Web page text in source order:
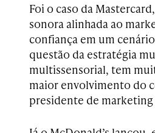
Foi o caso da
sonora alinhada ao
confiança em um
questão da estratégia
multissensorial, tem
maior envolvimento do
presidente de